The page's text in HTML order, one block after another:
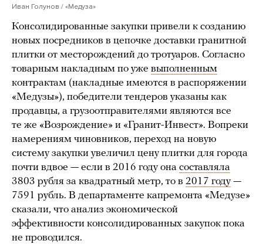
Иван Голунов / «Медуза»
Консолидированные закупки привели к созданию
новых посредников в цепочке доставки гранитной
плитки от месторождений до тротуаров. Согласно
товарным накладным по уже выполненным
контрактам (накладные имеются в распоряжении
«Медузы»), победители тендеров указаны как
продавцы, а грузоотправителями являются все
те же «Возрождение» и «Гранит-Инвест». Вопреки
намерениям чиновников, переход на новую
систему закупки увеличил цену плитки для города
почти вдвое — если в 2016 году она составляла
3803 рубля за квадратный метр, то в 2017 году—
7591 рубль. В департаменте капремонта «Медузе»
сказали, что анализ экономической
эффективности консолидированных закупок пока
не проводился.